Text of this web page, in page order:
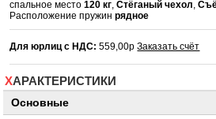
спальное место120 кг ,Стёганый чехол ,
Расположение пружинрядное
Для юрлиц с НДС: 559,00рЗаказать счёт
ХАРАКТЕРИСТИКИ
Основные